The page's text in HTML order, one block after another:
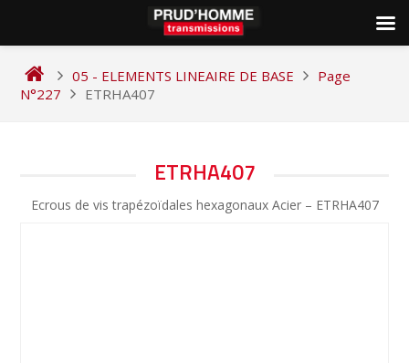
content
05 - ELEMENTS LINEAIRE DE BASE
Page
N°227
ETRHA407
ETRHA407
Ecrous de vis trapézoïdales hexagonaux Acier – ETRHA407
DE